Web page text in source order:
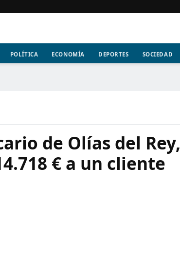
POLÍTICA ECONOMÍA DEPORTES SOCIEDAD
de Olías del Rey,
€ a un cliente